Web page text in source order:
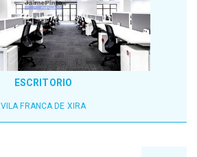
ESCRITORIO
VILA FRANCA DE XIRA